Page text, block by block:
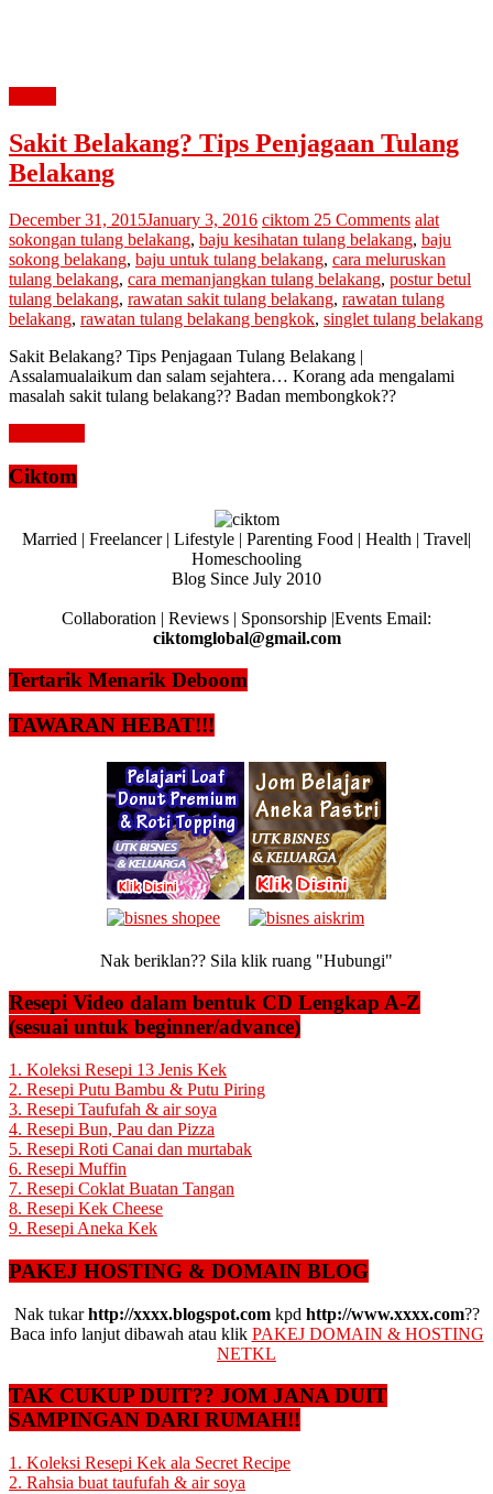
Sakit Belakang? Tips Penjagaan Tulang
Belakang
December 31, 2015January 3, 2016 ciktom 25 Comments alat
sokongan tulang belakang, baju kesihatan tulang belakang, baju
sokong belakang, baju untuk tulang belakang, cara meluruskan
tulang belakang, cara memanjangkan tulang belakang, postur betul
tulang belakang, rawatan sakit tulang belakang, rawatan tulang
belakang, rawatan tulang belakang bengkok, singlet tulang belakang
Sakit Belakang? Tips Penjagaan Tulang Belakang |
Assalamualaikum dan salam sejahtera… Korang ada mengalami
masalah sakit tulang belakang?? Badan membongkok??
Ciktom
Married | Freelancer | Lifestyle | Parenting Food | Health | Travel|
Homeschooling
Blog Since July 2010
Collaboration | Reviews | Sponsorship |Events Email:
ciktomglobal@gmail.com
Tertarik Menarik Deboom
TAWARAN HEBAT!!!
Nak beriklan?? Sila klik ruang "Hubungi"
Resepi Video dalam bentuk CD Lengkap A-Z
(sesuai untuk beginner/advance)
1. Koleksi Resepi 13 Jenis Kek
2. Resepi Putu Bambu & Putu Piring
3. Resepi Taufufah & air soya
4. Resepi Bun, Pau dan Pizza
5. Resepi Roti Canai dan murtabak
6. Resepi Muffin
7. Resepi Coklat Buatan Tangan
8. Resepi Kek Cheese
9. Resepi Aneka Kek
PAKEJ HOSTING & DOMAIN BLOG
Nak tukarhttp://xxxx.blogspot.comkpd http://www.xxxx.com??
Baca info lanjut dibawah atau klik PAKEJ DOMAIN & HOSTING
NETKL
TAK CUKUP DUIT?? JOM JANA DUIT
SAMPINGAN DARI RUMAH!!
1. Koleksi Resepi Kek ala Secret Recipe
2. Rahsia buat taufufah & air soya